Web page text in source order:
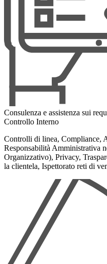
Consulenza e assistenza sui
Controllo Interno
Controlli di linea, Compliance,
Responsabilità Amministrativa
Organizzativo), Privacy,
la clientela, Ispettorato reti di